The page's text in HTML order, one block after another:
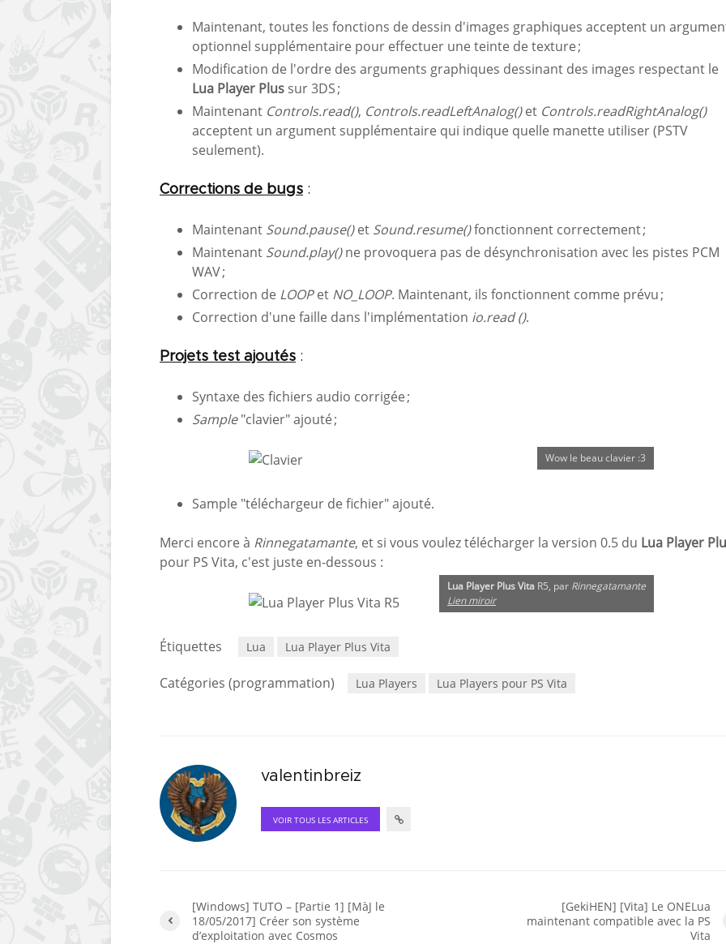
Maintenant, toutes les fonctions de dessin d'images graphiques acceptent un
optionnel supplémentaire pour effectuer une teinte de texture ;
Modification de l'ordre des arguments graphiques dessinant des images respectant le
Lua Player Plus sur 3DS ;
Maintenant Controls.read(), Controls.readLeftAnalog()et Controls.readRightAnalog()
acceptent un argument supplémentaire qui indique quelle manette utiliser (PSTV
seulement).
Corrections de bugs :
Maintenant Sound.pause()et Sound.resume()fonctionnent correctement ;
Maintenant Sound.play()ne provoquera pas de désynchronisation avec les pistes PCM
WAV ;
Correction de LOOPet NO_LOOP. Maintenant, ils fonctionnent comme prévu ;
Correction d'une faille dans l'implémentation io.read ().
Projets test ajoutés :
Syntaxe des fichiers audio corrigée ;
Sample"clavier" ajouté ;
Wow le beau clavier :3
Sample "téléchargeur de fichier" ajouté.
Merci encore à Rinnegatamante, et si vous voulez télécharger la version 0.5 du Lua Player
pour PS Vita, c'est juste en-dessous :
Lua Player Plus Vita R5, par Rinnegatamante
Lien miroir
Étiquettes Lua Lua Player Plus Vita
Catégories (programmation) Lua Players Lua Players pour PS Vita
valentinbreiz
VOIR TOUS LES ARTICLES
[Windows] TUTO – [Partie 1] [MàJ le
18/05/2017] Créer son système
d’exploitation avec Cosmos
[GekiHEN] [Vita] Le ONELua
maintenant compatible avec la PS
Vita